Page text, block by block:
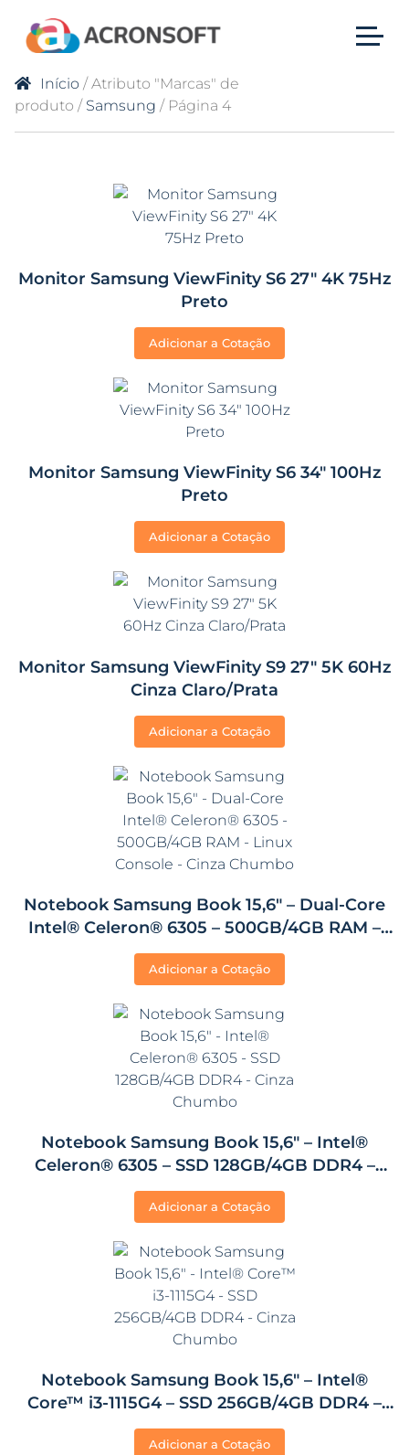
Início / Atributo "Marcas" de
produto / Samsung / Página 4
Monitor Samsung ViewFinity S6 27″ 4K 75Hz
Preto
Adicionar a Cotação
Monitor Samsung ViewFinity S6 34″ 100Hz
Preto
Adicionar a Cotação
Monitor Samsung ViewFinity S9 27″ 5K 60Hz
Cinza Claro/Prata
Adicionar a Cotação
Notebook Samsung Book 15,6″ – Dual-Core
Intel® Celeron® 6305 – 500GB/4GB RAM –
Linux Console – Cinza Chumbo
Adicionar a Cotação
Notebook Samsung Book 15,6″ – Intel®
Celeron® 6305 – SSD 128GB/4GB DDR4 –
Cinza Chumbo
Adicionar a Cotação
Notebook Samsung Book 15,6″ – Intel®
Core™ i3-1115G4 – SSD 256GB/4GB DDR4 –
Cinza Chumbo
Adicionar a Cotação